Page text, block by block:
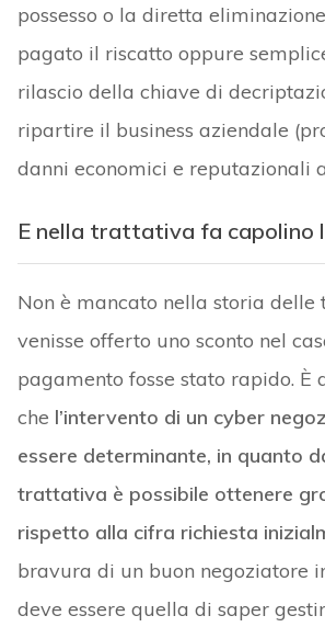
possesso o la diretta
pagato il riscatto oppure
rilascio della chiave di
ripartire il business aziendale
danni economici e reputazionali
E nella trattativa fa capolino
Non è mancato nella storia delle
venisse offerto uno sconto nel
pagamento fosse stato rapido. È
che l’intervento di un cyber
essere determinante, in quanto
trattativa è possibile ottenere
rispetto alla cifra richiesta
bravura di un buon negoziatore
deve essere quella di saper